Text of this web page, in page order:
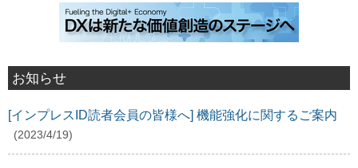
お知らせ
[インプレスID読者会員の皆様へ] 機能強化に関するご案内
(2023/4/19)